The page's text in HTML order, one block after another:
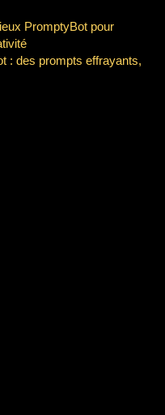
PromptyBot pour
: des prompts effrayants,